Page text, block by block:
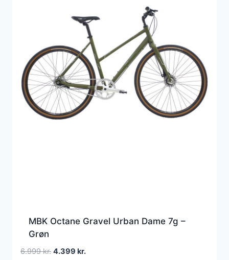
MBK Octane Gravel Urban Dame 7g –
Grøn
6.999kr. Den
4.399 kr.Den